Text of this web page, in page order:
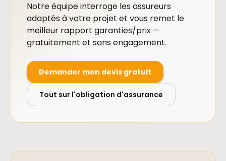
Notre équipe interroge les assureurs
adaptés à votre projet et vous remet le
meilleur rapport garanties/prix —
gratuitement et sans engagement.
Demander mon devis gratuit
Tout sur l'obligation d'assurance